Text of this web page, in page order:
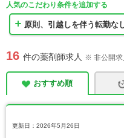
人気のこだわり条件を追加する
原則、引越しを伴う転勤な
16 件の薬剤師求人 ※ 非公開求
おすすめ順
更新日：2026年5月26日